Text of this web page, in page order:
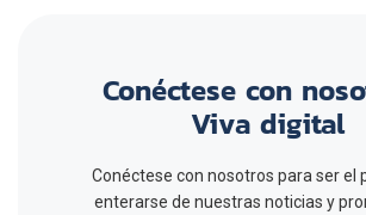
Conéctese con
Viva digital
Conéctese con nosotros para ser el
enterarse de nuestras noticias y